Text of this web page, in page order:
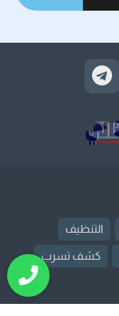
التنظيف
كشف تسرب